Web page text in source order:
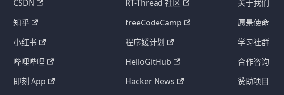
CSDN
知乎
小红书
哔哩哔哩
即刻 App
RT-Thread 社区
freeCodeCamp
程序媛计划
HelloGitHub
Hacker News
关于我们
愿景使命
学习社群
合作咨询
赞助项目